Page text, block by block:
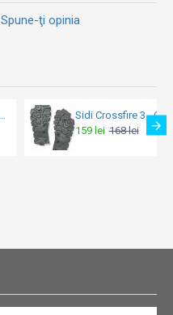
Spune-ţi opinia
Sidi Crossfire 3 - Click SRS ENDURO talpă negru 44-45 (284)
159 lei 168 lei